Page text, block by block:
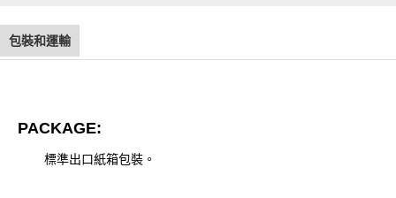
包裝和運輸
PACKAGE:
標準出口紙箱包裝。